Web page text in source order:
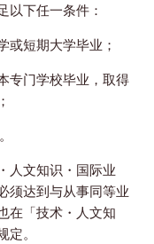
以下任一条件：
或短期大学毕业；
专门学校毕业，取得
人文知识・国际业
须达到与从事同等业
在「技术・人文知
。